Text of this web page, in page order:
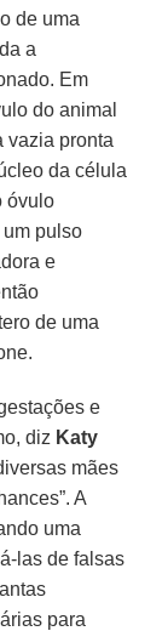
de uma
a
Em
do animal
vazia pronta
da célula
óvulo
pulso
e
de uma
e
diz Katy
mães
A
uma
las de falsas
para